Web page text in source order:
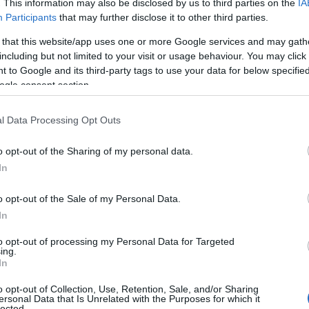
This information may also be disclosed by us to third parties on the
Participants that may further disclose it to other third parties.
that this website/app uses one or more Google services and may
but not limited to your visit or usage behaviour. You may
to Google and its third-party tags to use your data for below
consent section.
Data Processing Opt Outs
opt-out of the Sharing of my personal data.
opt-out of the Sale of my Personal Data.
opt-out of processing my Personal Data for Targeted
opt-out of Collection, Use, Retention, Sale, and/or Sharing
Data that Is Unrelated with the Purposes for which it
προκύπτουν ενδείξεις εγκληματικής
σε θανάσιμο τραυματισμό
να έχουν ακόμη διευκρινιστεί οι
σημειώθηκε το περιστατικό.
ως προτεινόμενη